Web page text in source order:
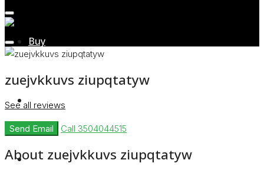
Buy
Rent
Blog
zuejvkkuvs ziupqtatyw
See all reviews
Send Email Call 3504044515
About zuejvkkuvs ziupqtatyw